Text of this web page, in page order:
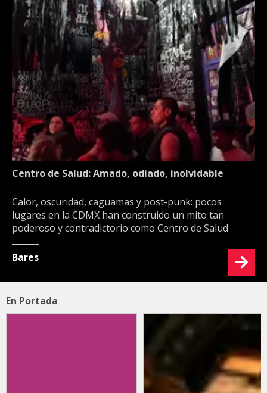
Centro de Salud: Amado, odiado, inolvidable
Calor, oscuridad, caguamas y post-punk: pocos
lugares en la CDMX han construido un mito tan
poderoso y contradictorio como Centro de Salud
Bares
En Portada